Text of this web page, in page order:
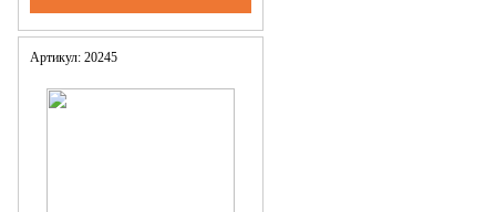
Артикул: 20245